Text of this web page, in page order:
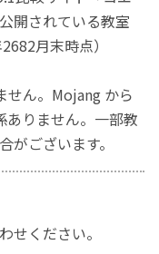
開されている教室
月末時点）
せん。Mojang から
りません。一部教
がございます。
せください。